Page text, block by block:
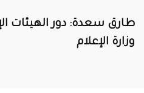
طارق سعدة: دور الهيئات
وزارة الإعلام